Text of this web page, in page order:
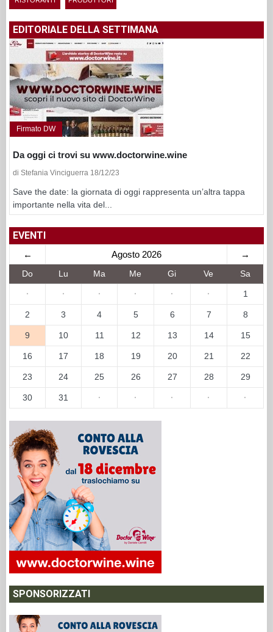
EDITORIALE DELLA SETTIMANA
Firmato DW
Da oggi ci trovi su www.doctorwine.wine
di Stefania Vinciguerra 18/12/23
Save the date: la giornata di oggi rappresenta un’altra tappa
importante nella vita del...
EVENTI
← Agosto 2026 →
Do Lu Ma Me Gi Ve Sa
· · · · · · 1
2 3 4 5 6 7 8
9 10 11 12 13 14 15
16 17 18 19 20 21 22
23 24 25 26 27 28 29
30 31 · · · · ·
SPONSORIZZATI